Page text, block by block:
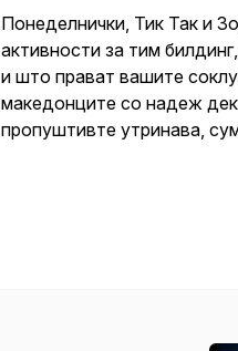
Понеделнички, Тик Так и
активности за тим
и што прават вашите
македонците со надеж
пропуштивте утринава,